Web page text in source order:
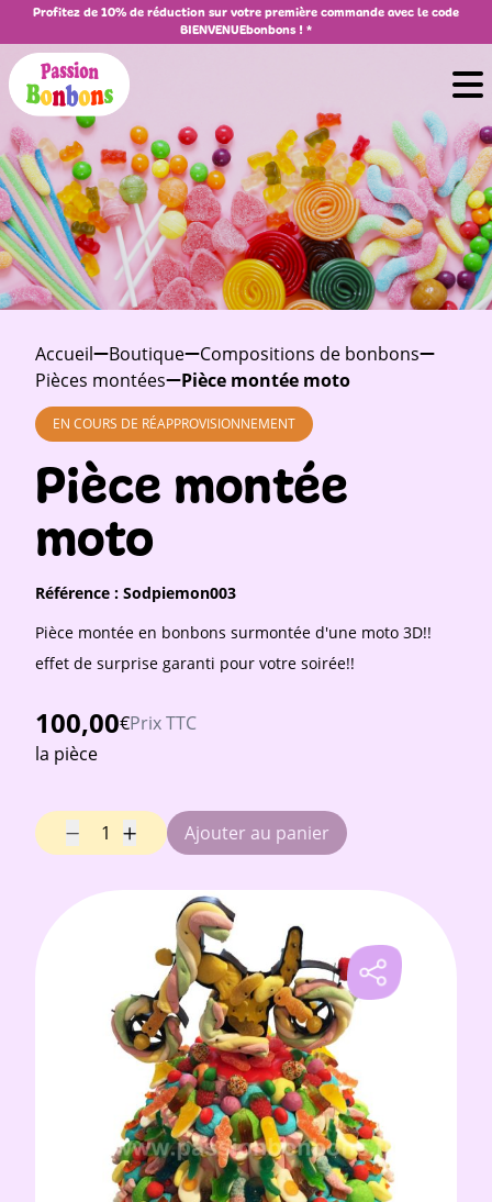
Profitez de 10% de réduction sur votre première commande avec le code
BIENVENUEbonbons ! *
Accueil Boutique
Compositions de bonbons
Pièces montées
Pièce montée moto
EN COURS DE RÉAPPROVISIONNEMENT
Pièce montée
moto
Référence : Sodpiemon003
Pièce montée en bonbons surmontée d'une moto 3D!!
effet de surprise garanti pour votre soirée!!
100,00€Prix TTC
la pièce